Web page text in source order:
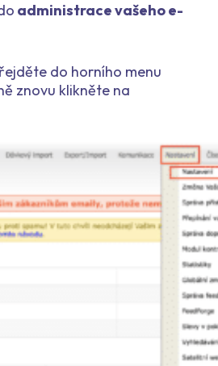
administrace vašeho e-
do horního menu
znovu klikněte na